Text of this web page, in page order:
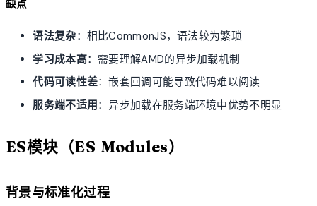
缺点
语法复杂：相比CommonJS，语法较为繁琐
学习成本高：需要理解AMD的异步加载机制
代码可读性差：嵌套回调可能导致代码难以阅读
服务端不适用：异步加载在服务端环境中优势不明显
ES模块（ES Modules）
背景与标准化过程